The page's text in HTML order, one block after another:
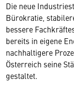
Die neue
Bürokratie,
bessere
bereits in eigene
nachhaltigere
Österreich seine
gestaltet.